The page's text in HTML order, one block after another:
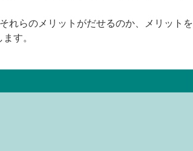
れらのメリットがだせるのか、メリットを
す。